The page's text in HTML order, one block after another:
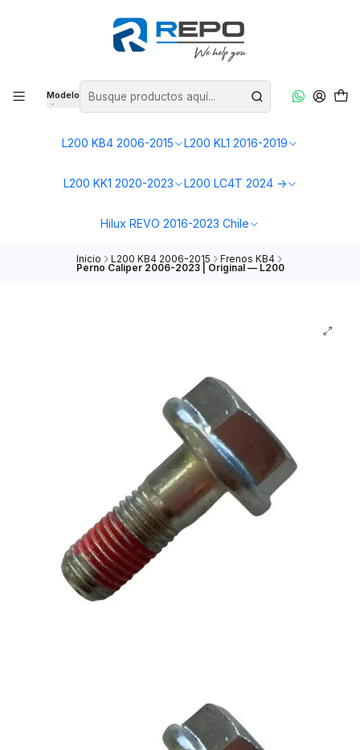
Modelo
L200 KB4 2006-2015 L200 KL1 2016-2019
L200 KK1 2020-2023 L200 LC4T 2024 ->
Hilux REVO 2016-2023 Chile
Inicio L200 KB4 2006-2015 Frenos KB4
Perno Caliper 2006-2023 | Original — L200